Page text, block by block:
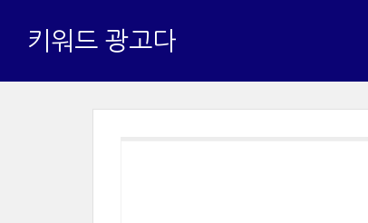
키워드 광고다